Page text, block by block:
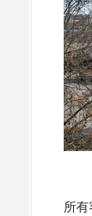
所有